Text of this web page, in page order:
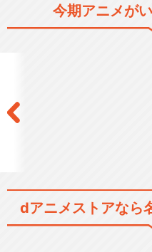
今期アニメが
dアニメストアなら